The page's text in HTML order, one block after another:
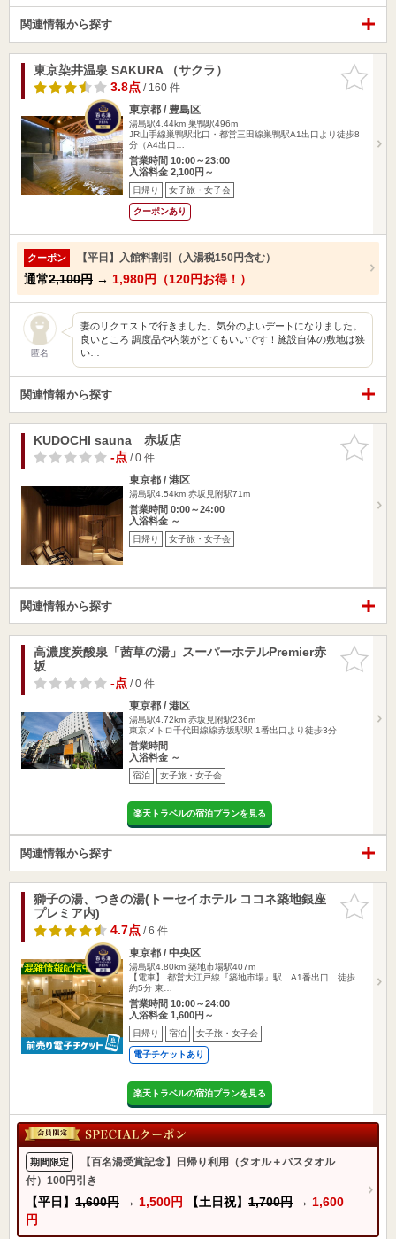
関連情報から探す
お気に入
りに追加
東京染井温泉 SAKURA （サクラ）
3.8点/ 160 件
東京都 / 豊島区
湯島駅4.44km 巣鴨駅496m
JR山手線巣鴨駅北口・都営三田線巣鴨駅A1出口より徒歩8
分（A4出口…
営業時間 10:00～23:00
入浴料金 2,100円～
日帰り 女子旅・女子会
クーポンあり
クーポン 【平日】入館料割引（入湯税150円含む）
通常2,100円 → 1,980円（120円お得！）
匿名
妻のリクエストで行きました。気分のよいデートになりました。
良いところ 調度品や内装がとてもいいです！施設自体の敷地は狭
い…
関連情報から探す
お気に入
りに追加
KUDOCHI sauna 赤坂店
-点/ 0 件
東京都 / 港区
湯島駅4.54km 赤坂見附駅71m
営業時間 0:00～24:00
入浴料金 ～
日帰り 女子旅・女子会
関連情報から探す
お気に入
りに追加
高濃度炭酸泉「茜草の湯」スーパーホテルPremier赤
坂
-点/ 0 件
東京都 / 港区
湯島駅4.72km 赤坂見附駅236m
東京メトロ千代田線線赤坂駅駅 1番出口より徒歩3分
営業時間
入浴料金 ～
宿泊 女子旅・女子会
楽天トラベルの宿泊プランを見る
関連情報から探す
お気に入
りに追加
獅子の湯、つきの湯(トーセイホテル ココネ築地銀座
プレミア内)
4.7点/ 6 件
東京都 / 中央区
湯島駅4.80km 築地市場駅407m
【電車】 都営大江戸線『築地市場』駅 A1番出口 徒歩
約5分 東…
営業時間 10:00～24:00
入浴料金 1,600円～
日帰り 宿泊 女子旅・女子会
電子チケットあり
楽天トラベルの宿泊プランを見る
期間限定
【百名湯受賞記念】日帰り利用（タオル＋バスタオル
付）100円引き
【平日】 1,600円 → 1,500円 【土日祝】 1,700円 → 1,600
円